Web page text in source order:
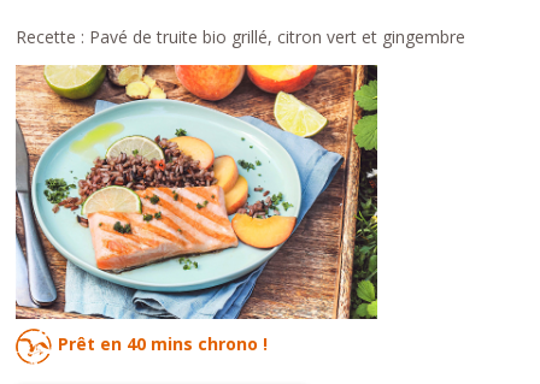
Recette : Pavé de truite bio grillé, citron vert et gingembre
Prêt en 40 mins chrono !